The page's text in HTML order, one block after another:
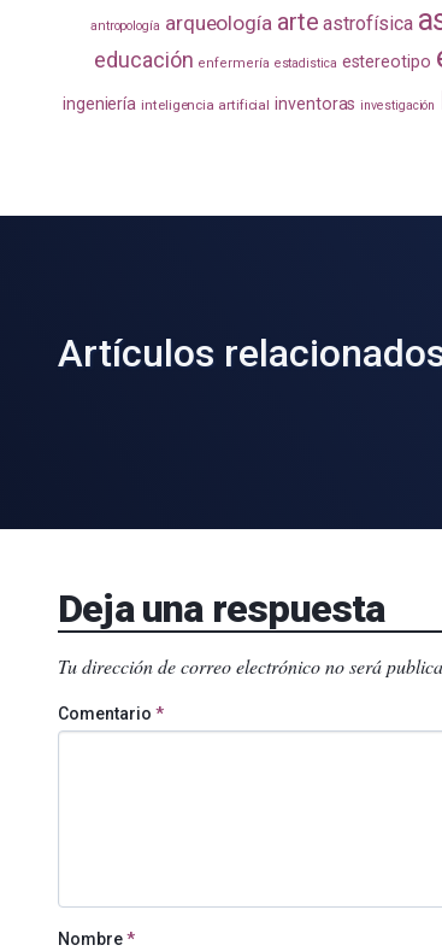
antropología arqueología arte astrofísica
educación enfermería estadistica estereotipo
ingeniería inteligencia artificial inventoras investigación
Artículos
Deja una respuesta
Tu dirección de correo electrónico no será
Comentario *
Nombre*